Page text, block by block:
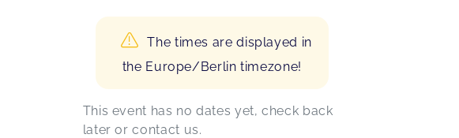
The times are displayed in
the Europe/Berlin timezone!
This event has no dates yet, check back
later or contact us.